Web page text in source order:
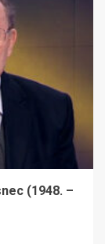
(1948. –